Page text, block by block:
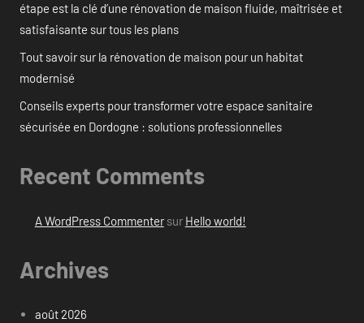
étape est la clé d’une rénovation de maison fluide, maîtrisée et
satisfaisante sur tous les plans
Tout savoir sur la rénovation de maison pour un habitat
modernisé
Conseils experts pour transformer votre espace sanitaire
sécurisée en Dordogne : solutions professionnelles
Recent Comments
A WordPress Commentersur Hello world!
Archives
août 2026